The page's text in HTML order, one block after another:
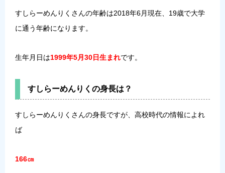
すしらーめんりくさんの年齢は2018年6月現在、19歳で大学
に通う年齢になります。
生年月日は1999年5月30日生まれです。
すしらーめんりくの身長は？
すしらーめんりくさんの身長ですが、高校時代の情報によれ
ば
166㎝